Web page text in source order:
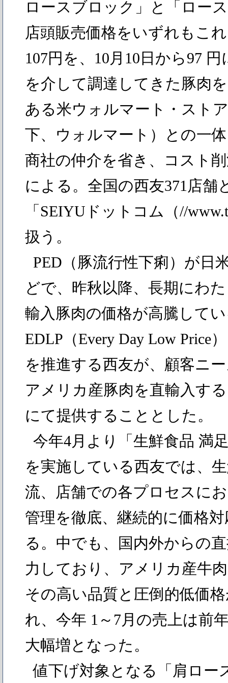
ロースブロック」と「ロー
店頭販売価格をいずれもこ
107円を、10月10日から97
を介して調達してきた豚肉
ある米ウォルマート・スト
下、ウォルマート）との一
商社の仲介を省き、コスト
による。全国の西友371店舗
「SEIYUドットコム（//
扱う。
PED（豚流行性下痢）が日
どで、昨秋以降、長期にわ
輸入豚肉の価格が高騰して
EDLP（Every Day Low Price
を推進する西友が、顧客ニ
アメリカ産豚肉を直輸入す
にて提供することとした。
今年4月より「生鮮食品 満
を実施している西友では、
流、店舗での各プロセスに
管理を徹底、継続的に価格
る。中でも、国内外からの
力しており、アメリカ産牛
その高い品質と圧倒的低価
れ、今年 1～7月の売上は前
大幅増となった。
値下げ対象となる「肩ロー